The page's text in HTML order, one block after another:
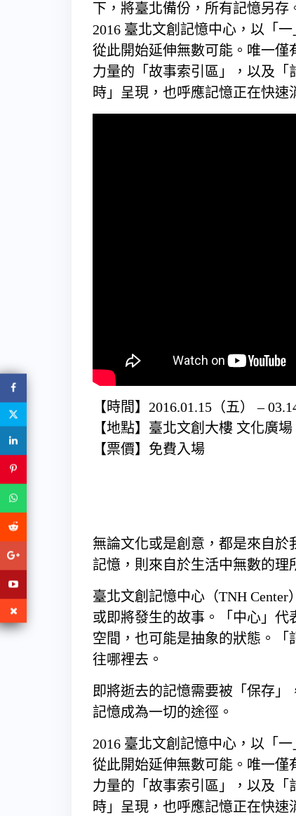
下，將臺北備份，所有記憶另存
2016 臺北文創記憶中心，以「
從此開始延伸無數可能。唯一
力量的「故事索引區」，以及「
時」呈現，也呼應記憶正在快速
【時間】2016.01.15（五） –
【地點】臺北文創大樓 文化廣
【票價】免費入場
無論文化或是創意，都是來自於
記憶，則來自於生活中無數的理
臺北文創記憶中心（TNH
或即將發生的故事。「中心」
空間，也可能是抽象的狀態。
往哪裡去。
即將逝去的記憶需要被「保存」
記憶成為一切的途徑。
2016 臺北文創記憶中心，以「
從此開始延伸無數可能。唯一
力量的「故事索引區」，以及「
時」呈現，也呼應記憶正在快速